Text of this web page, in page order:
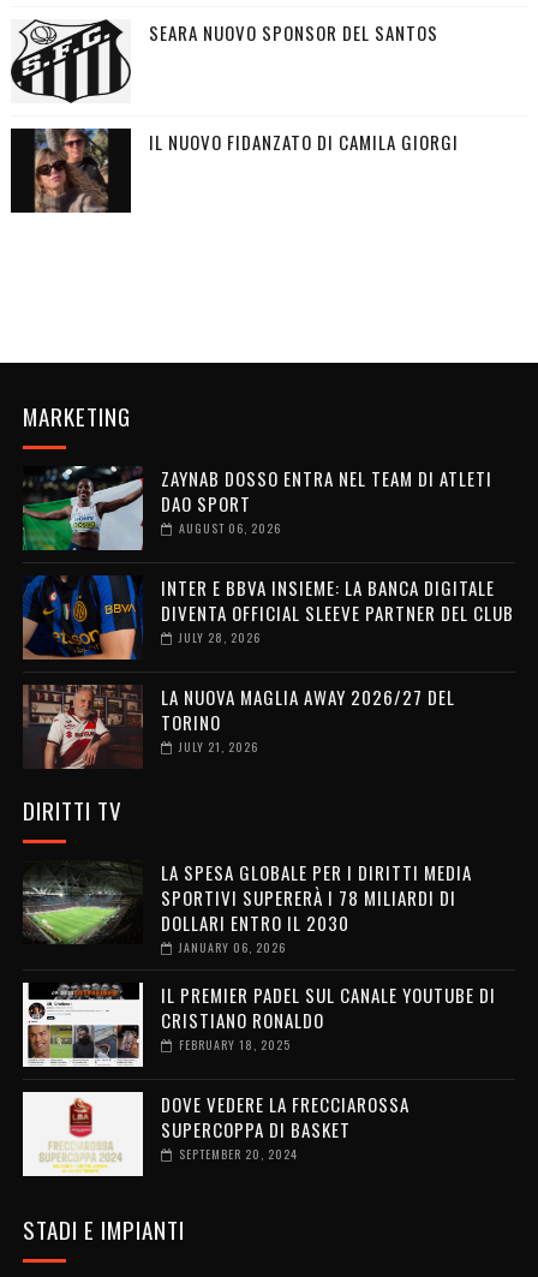
SEARA NUOVO SPONSOR DEL SANTOS
IL NUOVO FIDANZATO DI CAMILA GIORGI
MARKETING
ZAYNAB DOSSO ENTRA NEL TEAM DI ATLETI
DAO SPORT
AUGUST 06, 2026
INTER E BBVA INSIEME: LA BANCA DIGITALE
DIVENTA OFFICIAL SLEEVE PARTNER DEL CLUB
JULY 28, 2026
LA NUOVA MAGLIA AWAY 2026/27 DEL
TORINO
JULY 21, 2026
DIRITTI TV
LA SPESA GLOBALE PER I DIRITTI MEDIA
SPORTIVI SUPERERÀ I 78 MILIARDI DI
DOLLARI ENTRO IL 2030
JANUARY 06, 2026
IL PREMIER PADEL SUL CANALE YOUTUBE DI
CRISTIANO RONALDO
FEBRUARY 18, 2025
DOVE VEDERE LA FRECCIAROSSA
SUPERCOPPA DI BASKET
SEPTEMBER 20, 2024
STADI E IMPIANTI